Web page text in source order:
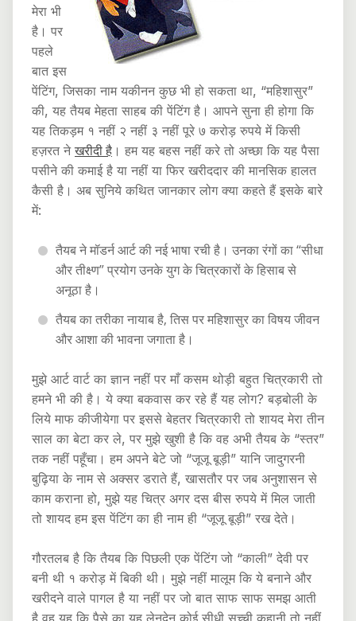
मेरा भी
है। पर
पहले
बात इस
पेंटिंग, जिसका नाम यकीनन कुछ भी हो सकता था, “महिशासुर”
की, यह तैयब मेहता साहब की पेंटिंग है। आपने सुना ही होगा कि
यह तिकड़म १ नहीं २ नहीं ३ नहीं पूरे ७ करोड़ रुपये में किसी
हज़रत नेखरीदी है । हम यह बहस नहीं करे तो अच्छा कि यह पैसा
पसीने की कमाई है या नहीं या फिर खरीददार की मानसिक हालत
कैसी है। अब सुनिये कथित जानकार लोग क्या कहते हैं इसके बारे
में:
तैयब ने मॉडर्न आर्ट की नई भाषा रची है। उनका रंगों का “सीधा
और तीक्ष्ण” प्रयोग उनके युग के चित्रकारों के हिसाब से
अनूठा है।
तैयब का तरीका नायाब है, तिस पर महिशासुर का विषय जीवन
और आशा की भावना जगाता है।
मुझे आर्ट वार्ट का ज्ञान नहीं पर माँ कसम थोड़ी बहुत चित्रकारी तो
हमने भी की है। ये क्या बकवास कर रहे हैं यह लोग? बड़बोली के
लिये माफ कीजीयेगा पर इससे बेहतर चित्रकारी तो शायद मेरा तीन
साल का बेटा कर ले, पर मुझे खुशी है कि वह अभी तैयब के “स्तर”
तक नहीं पहूँचा। हम अपने बेटे जो “जूजू बूड़ी” यानि जादुगरनी
बुढ़िया के नाम से अक्सर डराते हैं, खासतौर पर जब अनुशासन से
काम कराना हो, मुझे यह चित्र अगर दस बीस रुपये में मिल जाती
तो शायद हम इस पेंटिंग का ही नाम ही “जूजू बूड़ी” रख देते।
गौरतलब है कि तैयब कि पिछली एक पेंटिंग जो “काली” देवी पर
बनी थी १ करोड़ में बिकी थी। मुझे नहीं मालूम कि ये बनाने और
खरीदने वाले पागल है या नहीं पर जो बात साफ साफ समझ आती
है वह यह कि पैसे का यह लेनदेन कोई सीधी सच्ची कहानी तो नहीं